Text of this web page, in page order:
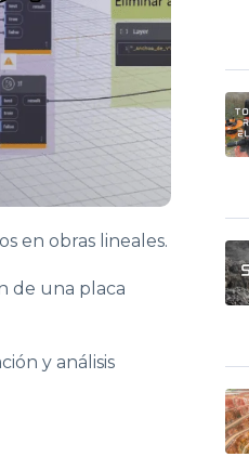
en obras lineales.
de una placa
y análisis